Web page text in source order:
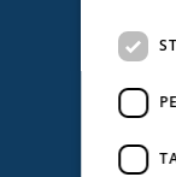
Ti